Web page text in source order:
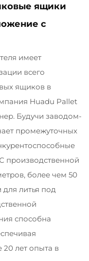
ящики
с
имеет
всего
ящиков в
Huadu Pallet
Будучи заводом-
промежуточных
производственной
более чем 50
литья под
способна
20 лет опыта в